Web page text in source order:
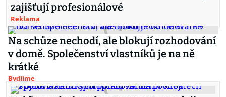
zajišťují profesionálové
Reklama
Na schůze nechodí, ale blokují rozhodování
v domě. Společenství vlastníků je na ně
krátké
Bydlíme